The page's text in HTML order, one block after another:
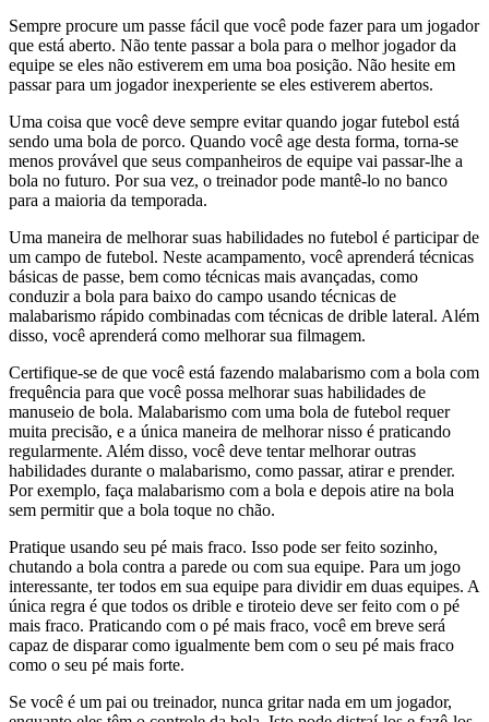
Sempre procure um passe fácil que você pode fazer para um jogador
que está aberto. Não tente passar a bola para o melhor jogador da
equipe se eles não estiverem em uma boa posição. Não hesite em
passar para um jogador inexperiente se eles estiverem abertos.
Uma coisa que você deve sempre evitar quando jogar futebol está
sendo uma bola de porco. Quando você age desta forma, torna-se
menos provável que seus companheiros de equipe vai passar-lhe a
bola no futuro. Por sua vez, o treinador pode mantê-lo no banco
para a maioria da temporada.
Uma maneira de melhorar suas habilidades no futebol é participar de
um campo de futebol. Neste acampamento, você aprenderá técnicas
básicas de passe, bem como técnicas mais avançadas, como
conduzir a bola para baixo do campo usando técnicas de
malabarismo rápido combinadas com técnicas de drible lateral. Além
disso, você aprenderá como melhorar sua filmagem.
Certifique-se de que você está fazendo malabarismo com a bola com
frequência para que você possa melhorar suas habilidades de
manuseio de bola. Malabarismo com uma bola de futebol requer
muita precisão, e a única maneira de melhorar nisso é praticando
regularmente. Além disso, você deve tentar melhorar outras
habilidades durante o malabarismo, como passar, atirar e prender.
Por exemplo, faça malabarismo com a bola e depois atire na bola
sem permitir que a bola toque no chão.
Pratique usando seu pé mais fraco. Isso pode ser feito sozinho,
chutando a bola contra a parede ou com sua equipe. Para um jogo
interessante, ter todos em sua equipe para dividir em duas equipes. A
única regra é que todos os drible e tiroteio deve ser feito com o pé
mais fraco. Praticando com o pé mais fraco, você em breve será
capaz de disparar como igualmente bem com o seu pé mais fraco
como o seu pé mais forte.
Se você é um pai ou treinador, nunca gritar nada em um jogador,